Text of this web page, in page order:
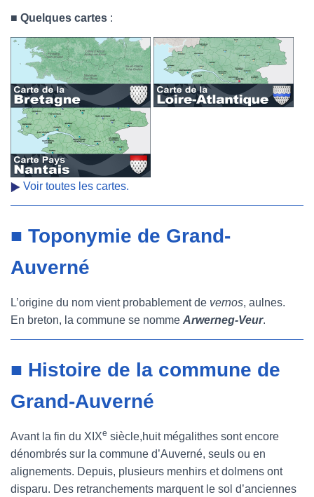
■ Quelques cartes :
Voir toutes les cartes.
■ Toponymie de Grand-
Auverné
L’origine du nom vient probablement de vernos, aulnes.
En breton, la commune se nomme Arwerneg-Veur.
■ Histoire de la commune de
Grand-Auverné
Avant la fin du XIXe siècle,huit mégalithes sont encore
dénombrés sur la commune d’Auverné, seuls ou en
alignements. Depuis, plusieurs menhirs et dolmens ont
disparu. Des retranchements marquent le sol d’anciennes